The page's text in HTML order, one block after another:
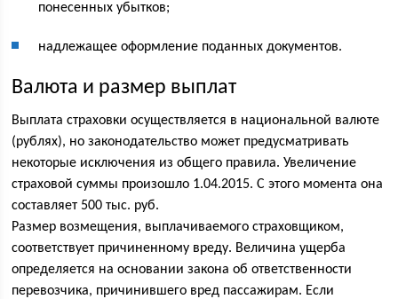
понесенных убытков;
надлежащее оформление поданных документов.
Валюта и размер выплат
Выплата страховки осуществляется в национальной валюте
(рублях), но законодательство может предусматривать
некоторые исключения из общего правила. Увеличение
страховой суммы произошло 1.04.2015. С этого момента она
составляет 500 тыс. руб.
Размер возмещения, выплачиваемого страховщиком,
соответствует причиненному вреду. Величина ущерба
определяется на основании закона об ответственности
перевозчика, причинившего вред пассажирам. Если